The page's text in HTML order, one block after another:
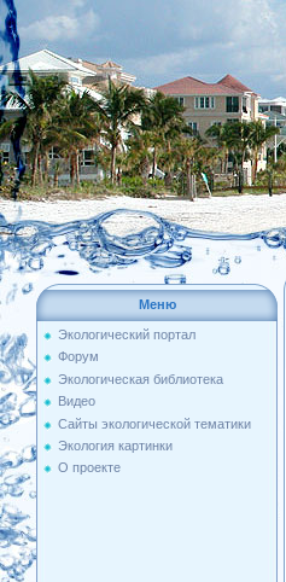
Меню
Экологический портал
Форум
Экологическая библиотека
Видео
Сайты экологической тематики
Экология картинки
О проекте